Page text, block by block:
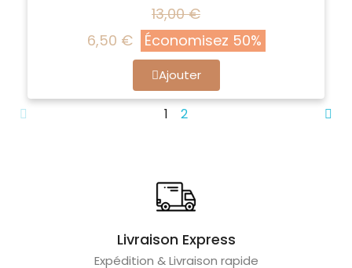
13,00 €
6,50 €
Économisez 50%
Ajouter
1 2
Livraison Express
Expédition & Livraison rapide